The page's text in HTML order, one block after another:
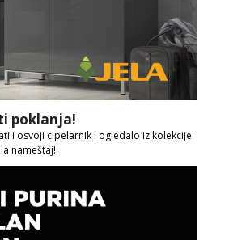
poklanja!
i osvoji cipelarnik i ogledalo iz kolekcije
nameštaj!